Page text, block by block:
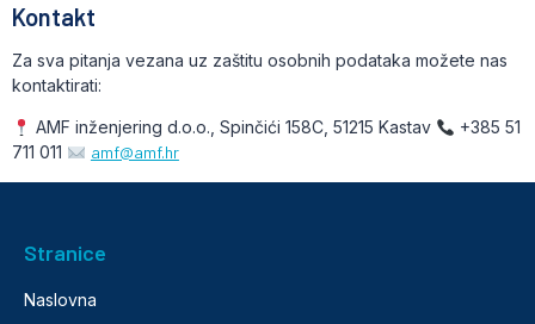
Kontakt
Za sva pitanja vezana uz zaštitu osobnih podataka možete nas
kontaktirati:
AMF inženjering d.o.o., Spinčići 158C, 51215 Kastav
+385 51
711 011
amf@amf.hr
Stranice
Naslovna